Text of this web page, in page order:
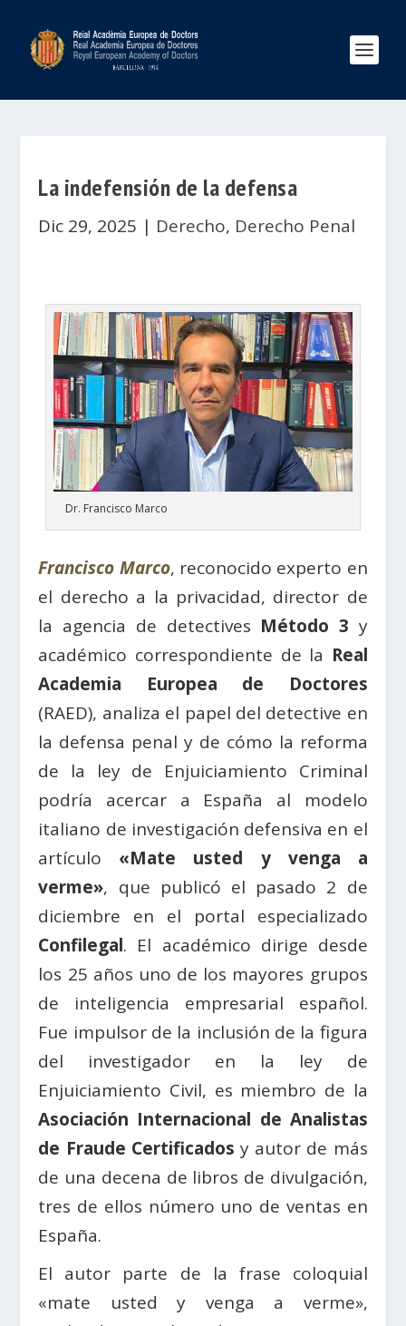
La indefensión de la defensa
Dic 29, 2025 | Derecho, Derecho Penal
Dr. Francisco Marco
Francisco Marco, reconocido experto en
el derecho a la privacidad, director de
la agencia de detectives Método 3 y
académico correspondiente de la Real
Academia Europea de Doctores
(RAED), analiza el papel del detective en
la defensa penal y de cómo la reforma
de la ley de Enjuiciamiento Criminal
podría acercar a España al modelo
italiano de investigación defensiva en el
artículo «Mate usted y venga a
verme», que publicó el pasado 2 de
diciembre en el portal especializado
Confilegal. El académico dirige desde
los 25 años uno de los mayores grupos
de inteligencia empresarial español.
Fue impulsor de la inclusión de la figura
del investigador en la ley de
Enjuiciamiento Civil, es miembro de la
Asociación Internacional de Analistas
de Fraude Certificados y autor de más
de una decena de libros de divulgación,
tres de ellos número uno de ventas en
España.
El autor parte de la frase coloquial
«mate usted y venga a verme»,